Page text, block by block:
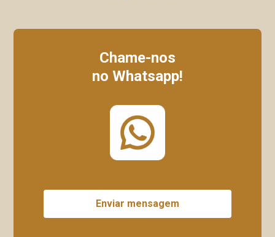
Chame-nos
no Whatsapp!
Enviar mensagem